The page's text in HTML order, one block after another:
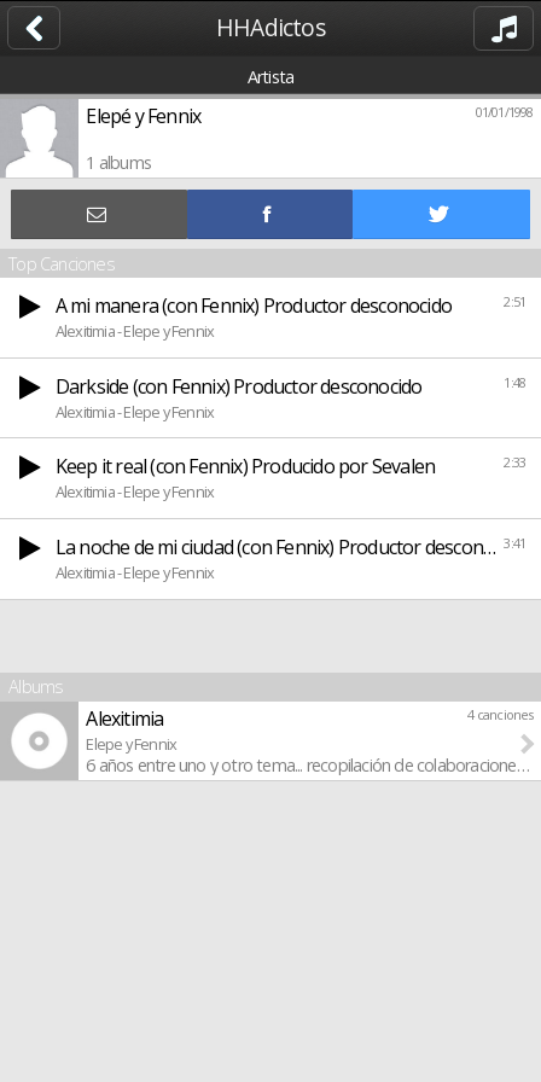
HHAdictos
Artista
01/01/1998
Elepé y Fennix
1 albums
Top Canciones
2:51
A mi manera (con Fennix) Productor desconocido
Alexitimia - Elepe y Fennix
1:48
Darkside (con Fennix) Productor desconocido
Alexitimia - Elepe y Fennix
2:33
Keep it real (con Fennix) Producido por Sevalen
Alexitimia - Elepe y Fennix
3:41
La noche de mi ciudad (con Fennix) Productor desconocido
Alexitimia - Elepe y Fennix
Albums
4 canciones
Alexitimia
Elepe y Fennix
6 años entre uno y otro tema... recopilación de